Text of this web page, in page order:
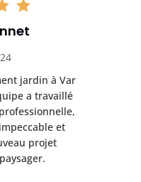
jardin à Var
a travaillé
et
projet